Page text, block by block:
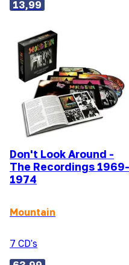
13,99
Don't Look Around -
The Recordings 1969-
1974
Mountain
7 CD's